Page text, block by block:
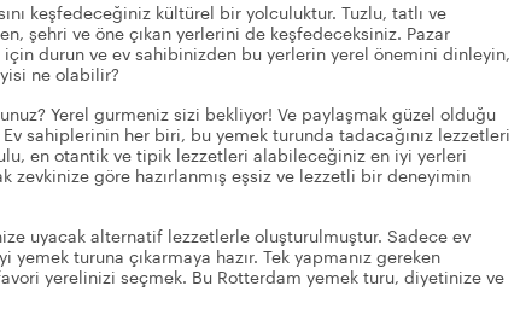
keşfedeceğiniz kültürel bir yolculuktur. Tuzlu, tatlı ve
şehri ve öne çıkan yerlerini de keşfedeceksiniz. Pazar
için durun ve ev sahibinizden bu yerlerin yerel önemini dinleyin,
ne olabilir?
Yerel gurmeniz sizi bekliyor! Ve paylaşmak güzel olduğu
sahiplerinin her biri, bu yemek turunda tadacağınız lezzetleri
en otantik ve tipik lezzetleri alabileceğiniz en iyi yerleri
zevkinize göre hazırlanmış eşsiz ve lezzetli bir deneyimin
uyacak alternatif lezzetlerle oluşturulmuştur. Sadece ev
turuna çıkarmaya hazır. Tek yapmanız gereken
yerelinizi seçmek. Bu Rotterdam yemek turu, diyetinize ve